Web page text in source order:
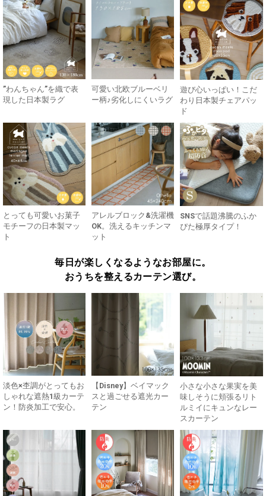
”わんちゃん”を織で表
現した日本製ラグ
可愛い北欧ブルーベリ
ー柄♪劣化しにくいラグ
遊び心いっぱい！こだ
わり日本製チェアパッ
ド
とっても可愛いお菓子
モチーフの日本製マッ
ト
アレルブロック&洗濯機
OK。洗えるキッチンマ
ット
SNSで話題沸騰のふか
ぴた極厚タイプ！
毎日が楽しくなるようなお部屋に。
おうちを整えるカーテン選び。
淡色×杢調がとってもお
しゃれな遮熱1級カーテ
ン！防炎加工で安心。
【Disney】ベイマック
スと過ごせる遮光カー
テン
小さな小さな果実を美
味しそうに頬張るリト
ルミイにキュンなレー
スカーテン